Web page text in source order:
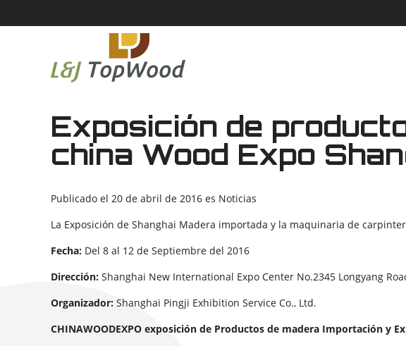
Exposición de
china Wood Expo
Publicado el 20 de abril de 2016 es Noticias
La Exposición de Shanghai Madera importada y la maquinaria de
Fecha: Del 8 al 12 de Septiembre del 2016
Dirección: Shanghai New International Expo Center No.2345 Longyang
Organizador: Shanghai Pingji Exhibition Service Co., Ltd.
CHINAWOODEXPO exposición de Productos de madera Importación y